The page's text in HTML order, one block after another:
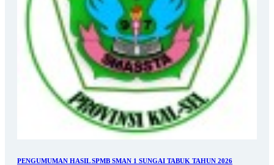
PENGUMUMAN HASIL SPMB SMAN 1 SUNGAI TABUK TAHUN 2026